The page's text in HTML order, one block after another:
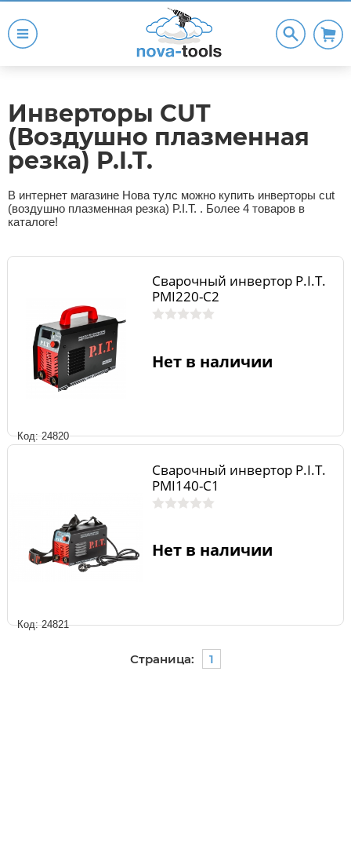
Инверторы CUT
(Воздушно плазменная
резка) P.I.T.
В интернет магазине Нова тулс можно купить инверторы cut
(воздушно плазменная резка) P.I.T. . Более 4 товаров в
каталоге!
Код: 24820
Сварочный инвертор P.I.T.
PMI220-C2
Нет в наличии
Код: 24821
Сварочный инвертор P.I.T.
PMI140-C1
Нет в наличии
Страница: 1